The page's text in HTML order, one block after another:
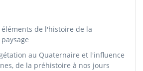
de l'histoire de la
au Quaternaire et l'influence
de la préhistoire à nos jours